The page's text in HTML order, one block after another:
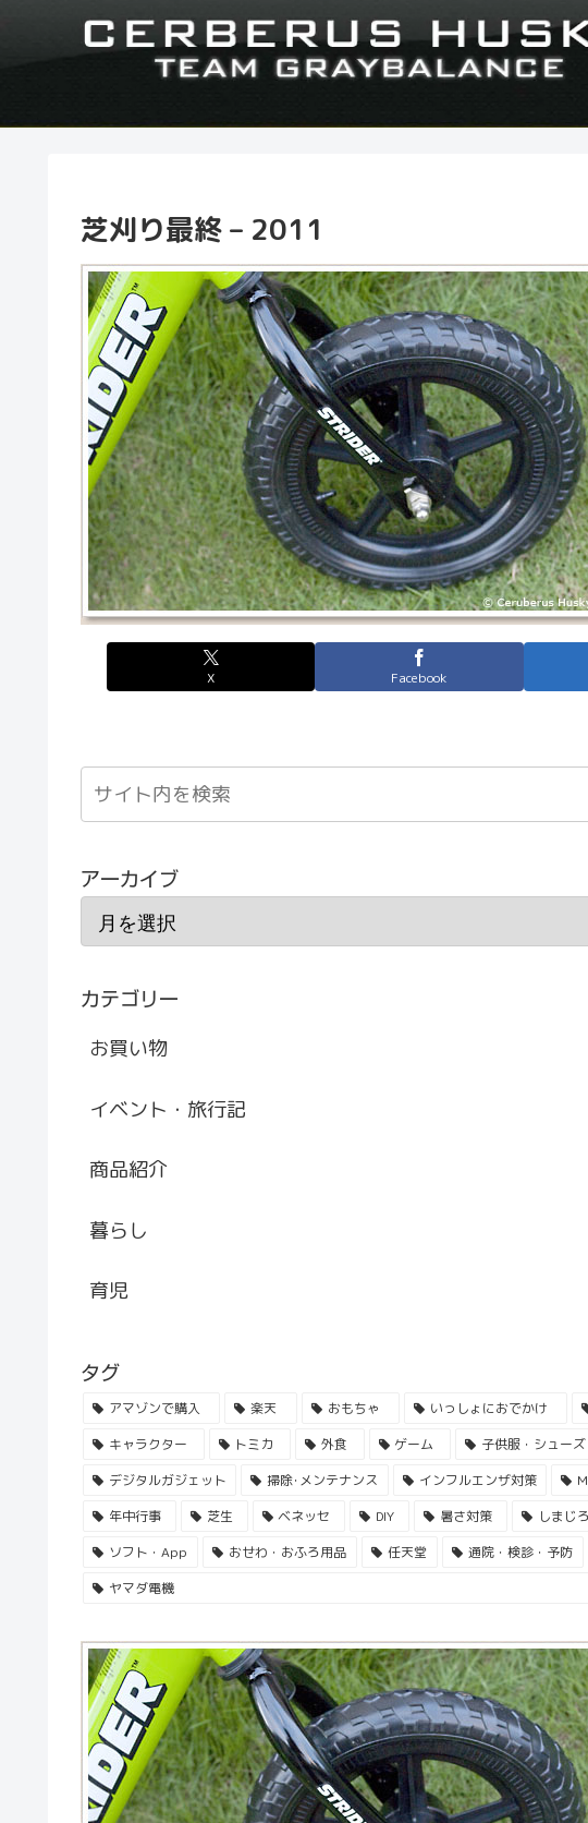
芝刈り最終 – 2011
X Facebook
アーカイブ
カテゴリー
お買い物
イベント・旅行記
商品紹介
暮らし
育児
タグ
アマゾンで購入 楽天 おもちゃ いっしょにおでかけ
キャラクター
トミカ 外食 ゲーム 子供服・シューズ
デジタルガジェット
掃除･メンテナンス インフルエンザ対策
年中行事
芝生 ベネッセ DIY 暑さ対策 しまじ
ソフト・App
おせわ・おふろ用品 任天堂 通院・検診・予防
ヤマダ電機